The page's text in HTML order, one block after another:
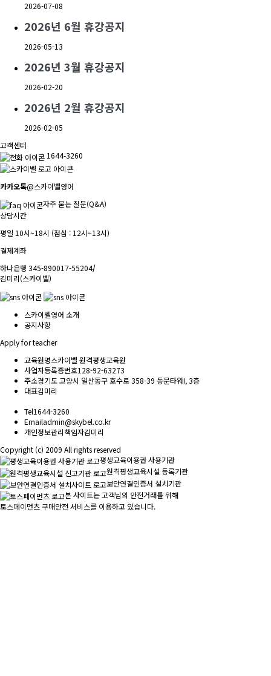
2026-07-08
2026년 6월 휴강공지
2026-05-13
2026년 3월 휴강공지
2026-02-20
2026년 2월 휴강공지
2026-02-05
고객센터
1644-3260
카카오톡@스카이벨영어
자주 묻는 질문(Q&A)
상담시간
평일 10시~18시 (점심 : 12시~13시)
결제계좌
하나은행 345-890017-55204/
김미리(스카이벨)
스카이벨영어 소개
공지사항
Apply for teacher
교육원명스카이벨 원격평생교육원
사업자등록증번호128-92-63273
주소경기도 고양시 일산동구 호수로 358-39 동문타워I, 3층
대표김미리
Tel1644-3260
Emailadmin@skybel.co.kr
개인정보관리책임자김미리
Copyright (c) 2009 All rights reserved
평생교육이용권 사용기관
원격평생교육시설 등록기관
보안연결인증서 설치기관
본 사이트는 고객님의 안전거래를 위해
토스페이먼츠 구매안전 서비스를 이용하고 있습니다.